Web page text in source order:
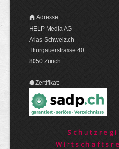
Adresse:
HELP Media AG
Atlas-Schweiz.ch
Thurgauerstrasse 40
8050 Zürich
Zertifikat: